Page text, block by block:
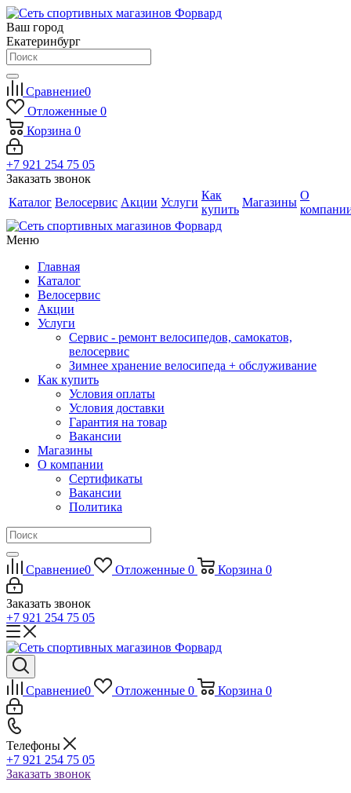
Ваш город
Екатеринбург
Сравнение0
Отложенные 0
Корзина 0
+7 921 254 75 05
Заказать звонок
Каталог Велосервис Акции Услуги
Как
купить
Магазины
О
Меню
Главная
Каталог
Велосервис
Акции
Услуги
Сервис - ремонт велосипедов, самокатов,
велосервис
Зимнее хранение велосипеда + обслуживание
Как купить
Условия оплаты
Условия доставки
Гарантия на товар
Вакансии
Магазины
О компании
Сертификаты
Вакансии
Политика
Сравнение0 Отложенные 0 Корзина 0
Заказать звонок
+7 921 254 75 05
Сравнение0 Отложенные 0 Корзина 0
Телефоны
+7 921 254 75 05
Заказать звонок